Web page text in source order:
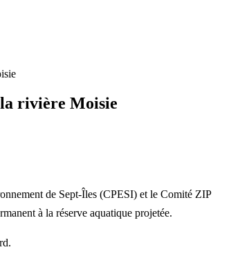
rivière Moisie
de Sept-Îles (CPESI) et le Comité ZIP
à la réserve aquatique projetée.